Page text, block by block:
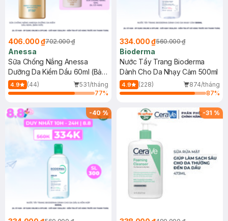
406.000 ₫702.000 ₫
Anessa
Sữa Chống Nắng Anessa
Dưỡng Da Kiềm Dầu 60ml (Bản
Mới)
4.9 (44)
531/tháng
77%
334.000 ₫560.000 ₫
Bioderma
Nước Tẩy Trang Bioderma
Dành Cho Da Nhạy Cảm 500ml
4.9 (228)
874/tháng
87%
-40% -31 %